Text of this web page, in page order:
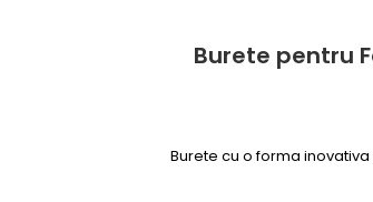
Burete pentru
Burete cu o forma